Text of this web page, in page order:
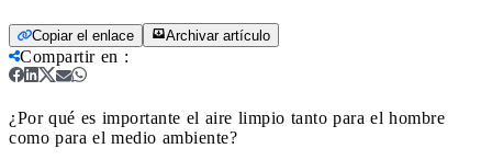
Copiar el enlace Archivar artículo
Compartir en :
¿Por qué es importante el aire limpio tanto para el hombre
como para el medio ambiente?